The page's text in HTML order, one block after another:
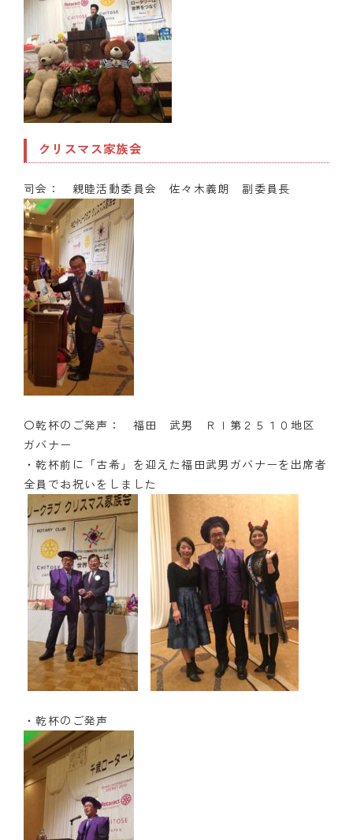
クリスマス家族会
司会： 親睦活動委員会 佐々木義朗 副委員長
〇乾杯のご発声： 福田 武男 ＲＩ第２５１０地区
ガバナー
・乾杯前に「古希」を迎えた福田武男ガバナーを出席者
全員でお祝いをしました
・乾杯のご発声